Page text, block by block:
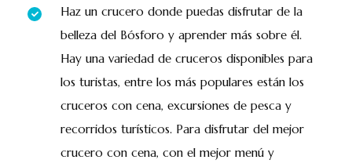
Haz un crucero donde puedas disfrutar de la
belleza del Bósforo y aprender más sobre él.
Hay una variedad de cruceros disponibles para
los turistas, entre los más populares están los
cruceros con cena, excursiones de pesca y
recorridos turísticos. Para disfrutar del mejor
crucero con cena, con el mejor menú y